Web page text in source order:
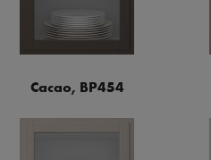
Cacao, BP454